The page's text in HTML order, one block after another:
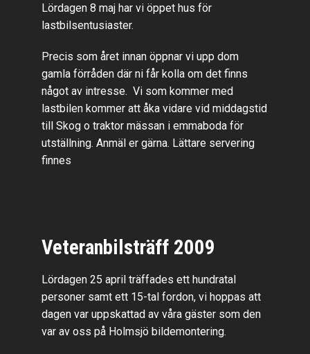
Lördagen 8 maj har vi öppet hus för
lastbilsentusiaster.
Precis som året innan öppnar vi upp dom
gamla förråden där ni får kolla om det finns
något av intresse. Vi som kommer med
lastbilen kommer att åka vidare vid middagstid
till Skog o traktor mässan i emmaboda för
utställning. Anmäl er gärna. Lättare servering
finnes
Veteranbilsträff 2009
Lördagen 25 april träffades ett hundratal
personer samt ett 15-tal fordon, vi hoppas att
dagen var uppskattad av våra gäster som den
var av oss på Holmsjö bildemontering.